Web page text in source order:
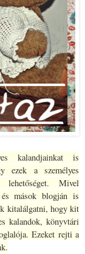
kalandjainkat is
ezek a személyes
lehetőséget. Mivel
mások blogján is
kitalálgatni, hogy kit
kalandok, könyvtári
Ezeket rejti a